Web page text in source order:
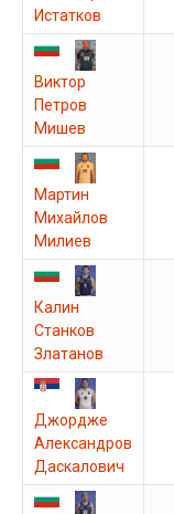
Истатков
Виктор
Петров
Мишев
Мартин
Михайлов
Милиев
Калин
Станков
Златанов
Джордже
Александров
Даскалович